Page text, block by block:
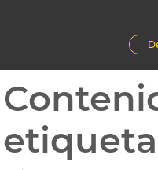
etiqueta